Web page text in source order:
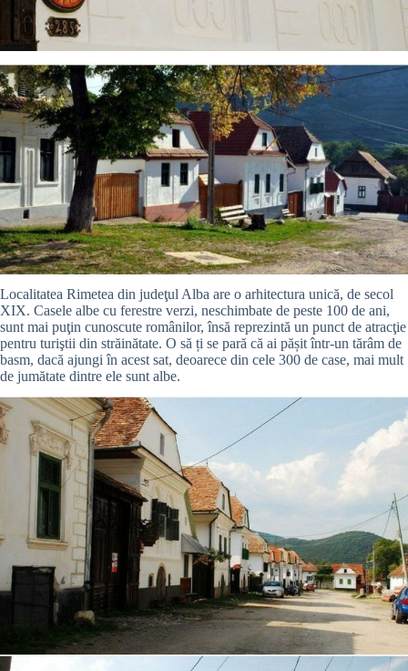
Localitatea Rimetea din judeţul Alba are o arhitectura unică, de secol
XIX. Casele albe cu ferestre verzi, neschimbate de peste 100 de ani,
sunt mai puţin cunoscute românilor, însă reprezintă un punct de atracţie
pentru turiştii din străinătate. O să ți se pară că ai pășit într-un tărâm de
basm, dacă ajungi în acest sat, deoarece din cele 300 de case, mai mult
de jumătate dintre ele sunt albe.